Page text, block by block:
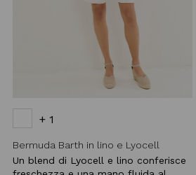
+ 1
Bermuda Barth in lino e Lyocell
Un blend di Lyocell e lino conferisce